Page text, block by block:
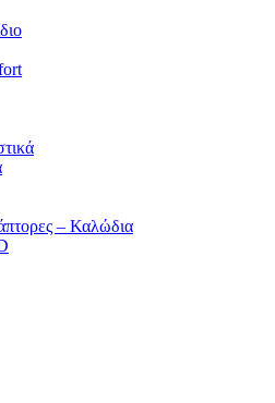
– Καλώδια